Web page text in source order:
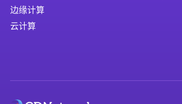
边缘计算
云计算